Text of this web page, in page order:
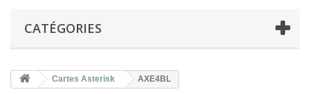
CATÉGORIES
Cartes Asterisk AXE4BL